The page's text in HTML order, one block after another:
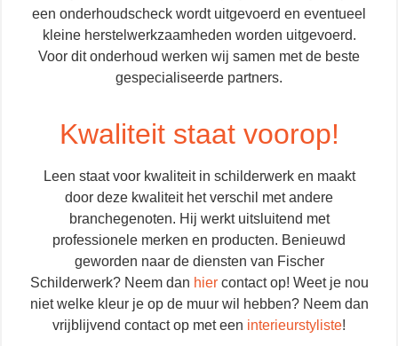
een onderhoudscheck wordt uitgevoerd en eventueel
kleine herstelwerkzaamheden worden uitgevoerd.
Voor dit onderhoud werken wij samen met de beste
gespecialiseerde partners.
Kwaliteit staat voorop!
Leen staat voor kwaliteit in schilderwerk en maakt
door deze kwaliteit het verschil met andere
branchegenoten. Hij werkt uitsluitend met
professionele merken en producten. Benieuwd
geworden naar de diensten van Fischer
Schilderwerk? Neem dan hiercontact op! Weet je nou
niet welke kleur je op de muur wil hebben? Neem dan
vrijblijvend contact op met een interieurstyliste!